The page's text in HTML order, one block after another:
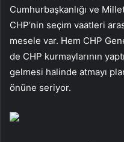
Cumhurbaşkanlığı ve
CHP’nin seçim vaatleri
mesele var. Hem CHP
de CHP kurmaylarının
gelmesi halinde atmayı
önüne seriyor.